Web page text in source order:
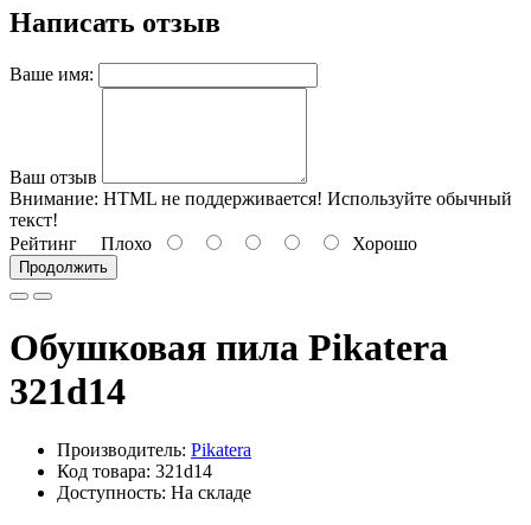
Написать отзыв
Ваше имя:
Ваш отзыв
Внимание: HTML не поддерживается! Используйте обычный
текст!
Рейтинг Плохо Хорошо
Продолжить
Обушковая пила Pikatera
321d14
Производитель: Pikatera
Код товара: 321d14
Доступность: На складе